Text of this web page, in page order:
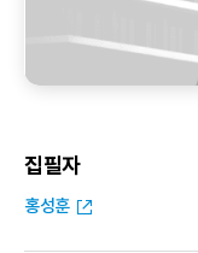
집필자
홍성훈